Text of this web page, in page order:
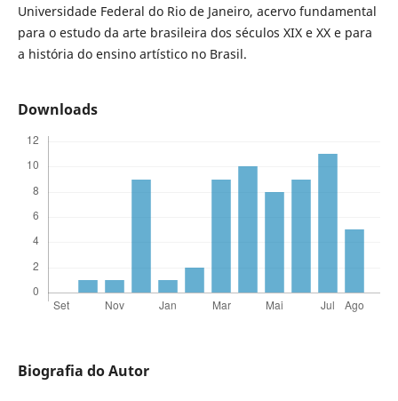
Universidade Federal do Rio de Janeiro, acervo fundamental
para o estudo da arte brasileira dos séculos XIX e XX e para
a história do ensino artístico no Brasil.
Downloads
Biografia do Autor